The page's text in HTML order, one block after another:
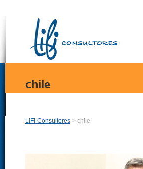
chile
LIFI Consultores > chile